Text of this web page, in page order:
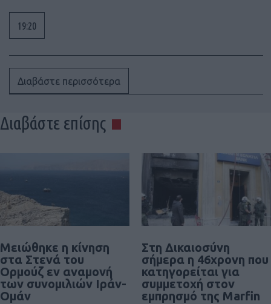
19:20
Διαβάστε περισσότερα
Διαβάστε επίσης
Μειώθηκε η κίνηση
στα Στενά του
Ορμούζ εν αναμονή
των συνομιλιών Ιράν-
Ομάν
Στη Δικαιοσύνη
σήμερα η 46χρονη που
κατηγορείται για
συμμετοχή στον
εμπρησμό της Marfin